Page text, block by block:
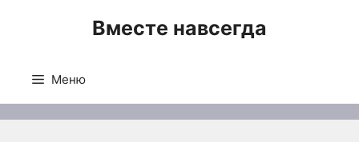
Вместе навсегда
Меню